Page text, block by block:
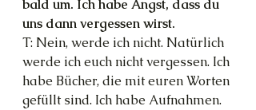
bald um. Ich habe Angst, dass du
uns dann vergessen wirst.
T: Nein, werde ich nicht. Natürlich
werde ich euch nicht vergessen. Ich
habe Bücher, die mit euren Worten
gefüllt sind. Ich habe Aufnahmen.